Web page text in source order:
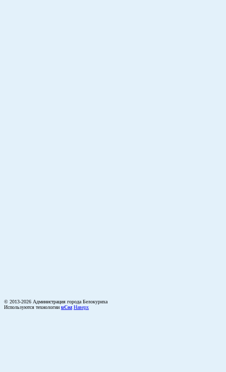
© 2013-2026 Администрация города Белокуриха
Используются технологии uCoz Наверх